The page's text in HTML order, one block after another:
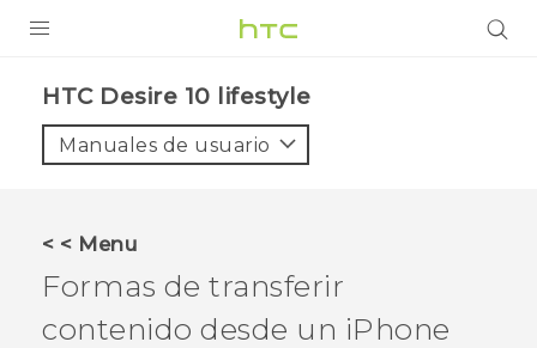
VIVE
VIVERSE
HTC Desire 10 lifestyle‎
Manuales de usuario
< < Menu
Formas de transferir
contenido desde un iPhone